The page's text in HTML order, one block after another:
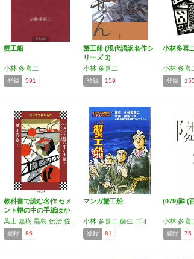
蟹工船
小林 多喜二
登録 591
蟹工船 (現代語訳名作シ
リーズ 3)
小林 多喜二
登録 159
小林多喜
小林 多喜
登録 155
教科書で読む名作 セメ
ント樽の中の手紙ほか
プ…
登録 86
マンガ蟹工船
小林 多喜二,藤生 ゴオ
登録 81
(079)隣 (
登録 75